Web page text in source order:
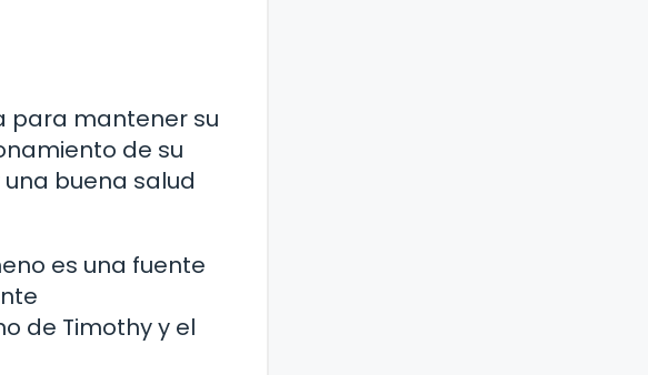
para mantener su
de su
buena salud
es una fuente
de Timothy y el